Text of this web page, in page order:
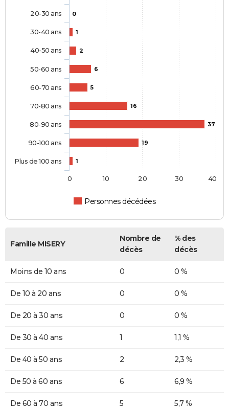
0
1
2
6
5
16
37
19
1
Personnes décédées
20-30 ans
30-40 ans
40-50 ans
50-60 ans
60-70 ans
70-80 ans
80-90 ans
90-100 ans
Plus de 100 ans
0 10 20 30 40
Famille MISERY
Nombre de
décès
% des
décès
Moins de 10 ans 0 0 %
De 10 à 20 ans 0 0 %
De 20 à 30 ans 0 0 %
De 30 à 40 ans 1 1,1 %
De 40 à 50 ans 2 2,3 %
De 50 à 60 ans 6 6,9 %
De 60 à 70 ans 5 5,7 %